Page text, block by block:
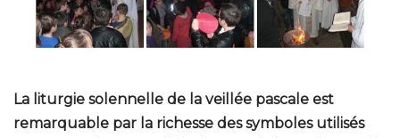
La liturgie solennelle de la veillée pascale est
remarquable par la richesse des symboles utilisés